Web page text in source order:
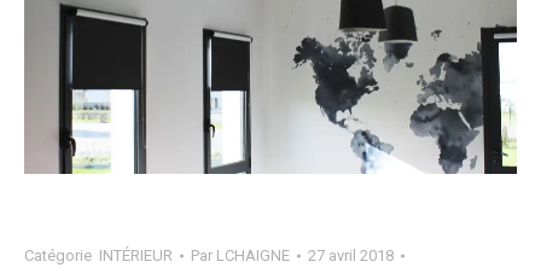
Catégorie INTÉRIEUR Par LCHAIGNE
27 avril 2018